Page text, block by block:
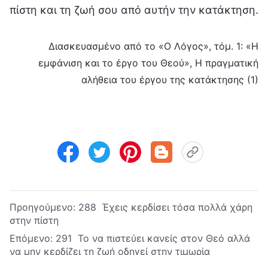
πίστη και τη ζωή σου από αυτήν την κατάκτηση.
Διασκευασμένο από το «Ο Λόγος», τόμ. 1: «Η
εμφάνιση και το έργο του Θεού», Η πραγματική
αλήθεια του έργου της κατάκτησης (1)
Προηγούμενο: 288 Έχεις κερδίσει τόσα πολλά χάρη
στην πίστη
Επόμενο: 291 Το να πιστεύει κανείς στον Θεό αλλά
να μην κερδίζει τη ζωή οδηγεί στην τιμωρία